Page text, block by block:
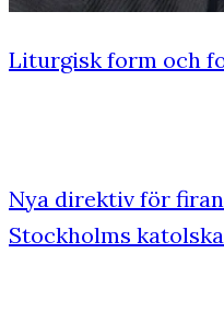
Liturgisk form och
Nya direktiv för
Stockholms